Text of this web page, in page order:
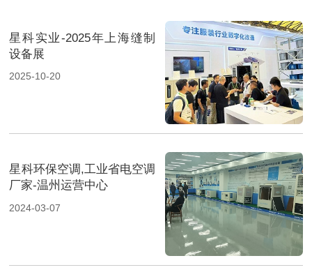
星科实业-2025年上海缝制
设备展
2025-10-20
星科环保空调,工业省电空调
厂家-温州运营中心
2024-03-07